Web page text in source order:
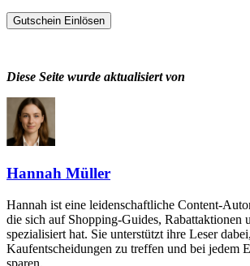
Gutschein Einlösen
Diese Seite wurde aktualisiert von
Hannah Müller
Hannah ist eine leidenschaftliche Content-
die sich auf Shopping-Guides, Rabattaktionen
spezialisiert hat. Sie unterstützt ihre Leser
Kaufentscheidungen zu treffen und bei jedem
sparen.